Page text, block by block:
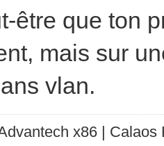
être que ton
mais sur
vlan.
x86 |